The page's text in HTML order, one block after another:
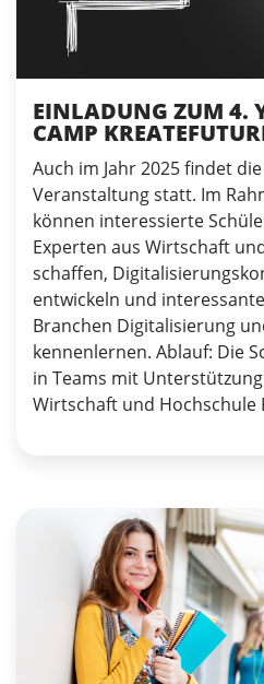
EINLADUNG ZUM 4.
CAMP
Auch im Jahr 2025 findet die
Veranstaltung statt. Im
können interessierte
Experten aus Wirtschaft
schaffen,
entwickeln und
Branchen Digitalisierung
kennenlernen. Ablauf: Die
in Teams mit
Wirtschaft und